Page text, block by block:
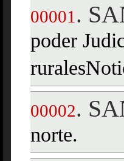
00001 .
poder
00002.
norte.